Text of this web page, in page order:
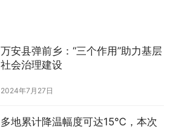
万安县弹前乡：“三个作用”助力基层
社会治理建设
2024年7月27日
多地累计降温幅度可达15℃，本次